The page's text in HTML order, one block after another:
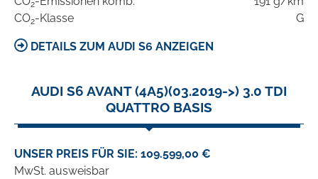
2
CO2-Klasse G
DETAILS ZUM AUDI S6 ANZEIGEN
AUDI S6 AVANT (4A5)(03.2019->) 3.0 TDI
QUATTRO BASIS
UNSER PREIS FÜR SIE: 109.599,00 €
MwSt. ausweisbar